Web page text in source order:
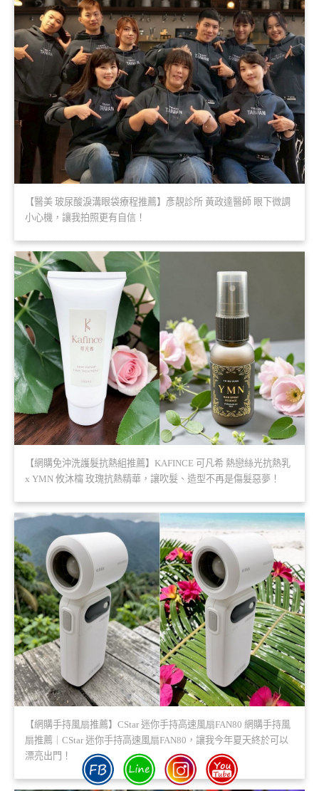
【醫美 玻尿酸淚溝眼袋療程推薦】彥靚診所 黃政達醫師 眼下微調
小心機，讓我拍照更有自信！
【網購免沖洗護髮抗熱組推薦】KAFINCE 可凡希 熱戀絲光抗熱乳
x YMN 攸沐橣 玫瑰抗熱精華，讓吹髮、造型不再是傷髮惡夢！
【網購手持風扇推薦】CStar 迷你手持高速風扇FAN80 網購手持風
扇推薦｜CStar 迷你手持高速風扇FAN80，讓我今年夏天終於可以
漂亮出門！